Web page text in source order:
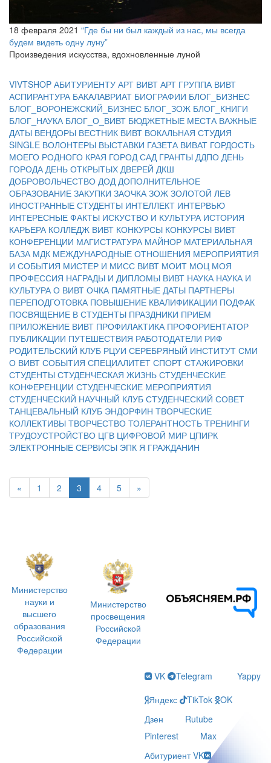
18 февраля 2021 “Где бы ни был каждый из нас, мы всегда
будем видеть одну луну”
Произведения искусства, вдохновленные луной
VIVTSHOP АБИТУРИЕНТУ АРТ ВИВТ АРТ ГРУППА ВИВТ
АСПИРАНТУРА БАКАЛАВРИАТ БИОГРАФИИ БЛОГ_БИЗНЕС
БЛОГ_ВОРОНЕЖСКИЙ_БИЗНЕС БЛОГ_ЗОЖ БЛОГ_КНИГИ
БЛОГ_НАУКА БЛОГ_О_ВИВТ БЮДЖЕТНЫЕ МЕСТА ВАЖНЫЕ
ДАТЫ ВЕНДОРЫ ВЕСТНИК ВИВТ ВОКАЛЬНАЯ СТУДИЯ
SINGLE ВОЛОНТЕРЫ ВЫСТАВКИ ГАЗЕТА ВИВАТ ГОРДОСТЬ
МОЕГО РОДНОГО КРАЯ ГОРОД САД ГРАНТЫ ДДПО ДЕНЬ
ГОРОДАДЕНЬ ОТКРЫТЫХ ДВЕРЕЙ ДКШ
ДОБРОВОЛЬЧЕСТВО ДОДДОПОЛНИТЕЛЬНОЕ
ОБРАЗОВАНИЕ ЗАКУПКИ ЗАОЧКАЗОЖ ЗОЛОТОЙ ЛЕВ
ИНОСТРАННЫЕ СТУДЕНТЫ ИНТЕЛЛЕКТ ИНТЕРВЬЮ
ИНТЕРЕСНЫЕ ФАКТЫ ИСКУСТВО И КУЛЬТУРА ИСТОРИЯ
КАРЬЕРА КОЛЛЕДЖ ВИВТ КОНКУРСЫ КОНКУРСЫ ВИВТ
КОНФЕРЕНЦИИ МАГИСТРАТУРА МАЙНОР МАТЕРИАЛЬНАЯ
БАЗА МДК МЕЖДУНАРОДНЫЕ ОТНОШЕНИЯ МЕРОПРИЯТИЯ
И СОБЫТИЯ МИСТЕР И МИСС ВИВТ МОИТ МОЦ МОЯ
ПРОФЕССИЯ НАГРАДЫ И ДИПЛОМЫ ВИВТ НАУКА НАУКА И
КУЛЬТУРАО ВИВТ ОЧКА ПАМЯТНЫЕ ДАТЫ ПАРТНЕРЫ
ПЕРЕПОДГОТОВКА ПОВЫШЕНИЕ КВАЛИФИКАЦИИ ПОДФАК
ПОСВЯЩЕНИЕ В СТУДЕНТЫ ПРАЗДНИКИ ПРИЕМ
ПРИЛОЖЕНИЕ ВИВТ ПРОФИЛАКТИКА ПРОФОРИЕНТАТОР
ПУБЛИКАЦИИ ПУТЕШЕСТВИЯ РАБОТОДАТЕЛИ РИФ
РОДИТЕЛЬСКИЙ КЛУБ РЦУИ СЕРЕБРЯНЫЙ ИНСТИТУТ СМИ
О ВИВТ СОБЫТИЯ СПЕЦИАЛИТЕТ СПОРТ СТАЖИРОВКИ
СТУДЕНТЫ СТУДЕНЧЕСКАЯ ЖИЗНЬ СТУДЕНЧЕСКИЕ
КОНФЕРЕНЦИИ СТУДЕНЧЕСКИЕ МЕРОПРИЯТИЯ
СТУДЕНЧЕСКИЙ НАУЧНЫЙ КЛУБ СТУДЕНЧЕСКИЙ СОВЕТ
ТАНЦЕВАЛЬНЫЙ КЛУБ ЭНДОРФИН ТВОРЧЕСКИЕ
КОЛЛЕКТИВЫ ТВОРЧЕСТВО ТОЛЕРАНТНОСТЬ ТРЕНИНГИ
ТРУДОУСТРОЙСТВО ЦГВ ЦИФРОВОЙ МИР ЦПИРК
ЭЛЕКТРОННЫЕ СЕРВИСЫ ЭПК Я ГРАЖДАНИН
« 1 2 3 4 5 »
Министерство
науки и
высшего
образования
Российской
Федерации
Министерство
просвещения
Российской
Федерации
VK Telegram
Yappy
Яндекс
TikTok
OK
Дзен
Rutube
Pinterest
Max
Абитуриент VK